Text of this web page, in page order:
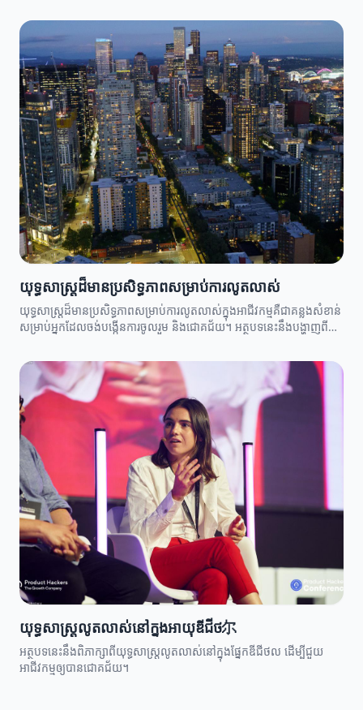
យុទ្ធសាស្ត្រដ៏មានប្រសិទ្ធភាពសម្រាប់ការលូតលាស់
យុទ្ធសាស្ត្រដ៏មានប្រសិទ្ធភាពសម្រាប់ការលូតលាស់ក្នុងអាជីវកម្មគឺជាគន្លងសំខាន់
សម្រាប់អ្នកដែលចង់បង្កើនការចូលរួម និងជោគជ័យ។ អត្ថបទនេះនឹងបង្ហាញពី
យុទ្ធសាស្ត្រលូតលាស់នៅក្នុងអាយុឌីជីថ尔
អត្ថបទនេះនឹងពិភាក្សាពីយុទ្ធសាស្ត្រលូតលាស់នៅក្នុងផ្នែកឌីជីថល ដើម្បីជួយ
អាជីវកម្មឲ្យបានជោគជ័យ។